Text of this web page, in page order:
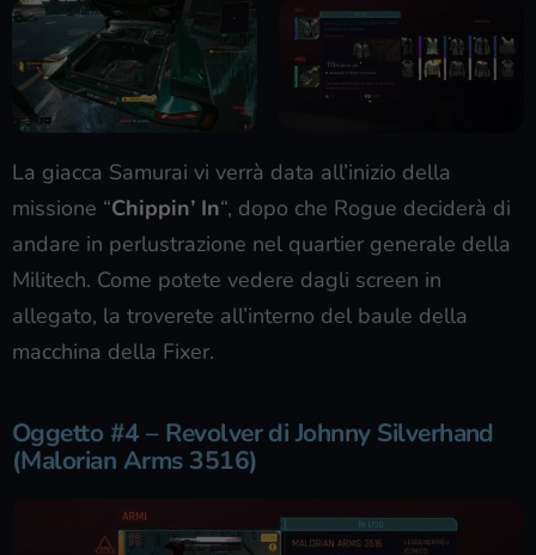
La giacca Samurai vi verrà data all’inizio della
missione “Chippin’ In“, dopo che Rogue deciderà di
andare in perlustrazione nel quartier generale della
Militech. Come potete vedere dagli screen in
allegato, la troverete all’interno del baule della
macchina della Fixer.
Oggetto #4 – Revolver di Johnny Silverhand
(Malorian Arms 3516)